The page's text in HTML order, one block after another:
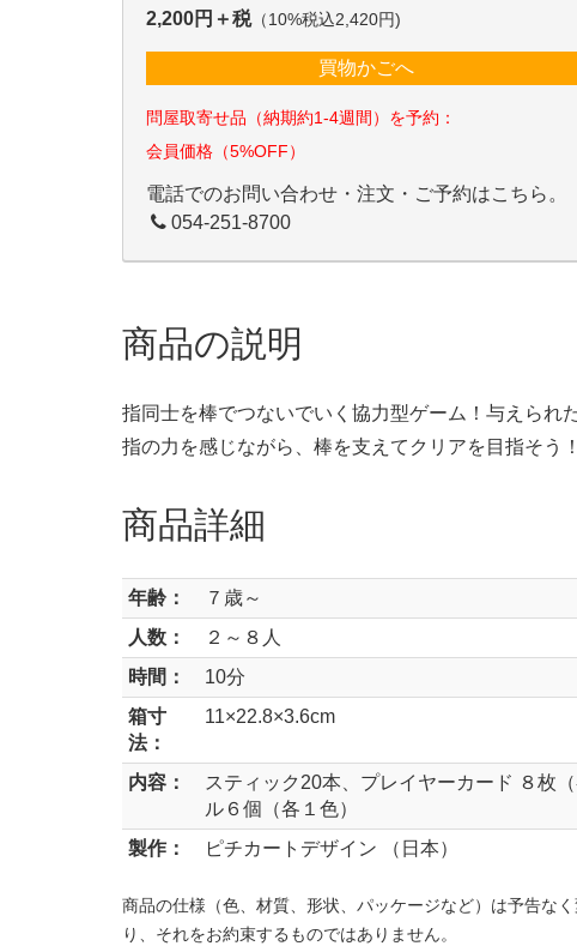
2,200円＋税（10%税込2,420円)
買物かごへ
問屋取寄せ品（納期約1-4週間）を予約：
会員価格（5%OFF）
電話でのお問い合わせ・注文・ご予約はこちら。
054-251-8700
商品の説明
指同士を棒でつないでいく協力型ゲーム！与えられ
指の力を感じながら、棒を支えてクリアを目指そう！
商品詳細
年齢：
７歳～
人数：
２～８人
時間：
10分
箱寸
法：
11×22.8×3.6cm
内容：
スティック20本、プレイヤーカード ８枚
ル６個（各１色）
製作：
ピチカートデザイン （日本）
商品の仕様（色、材質、形状、パッケージなど）は予告な
り、それをお約束するものではありません。